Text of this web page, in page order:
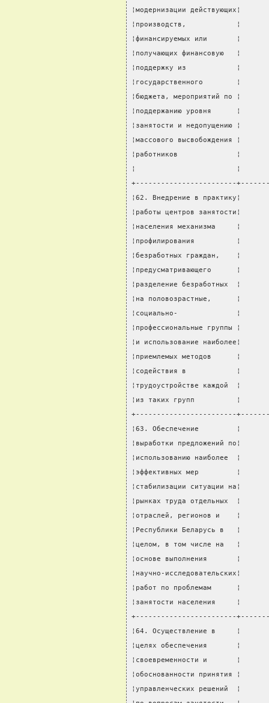
¦модернизации
¦производств,            ¦
¦финансируемых или       ¦
¦получающих финансовую
¦поддержку из            ¦
¦государственного        ¦
¦бюджета, мероприятий по
¦поддержанию уровня
¦занятости и недопущению
¦массового
¦работников              ¦
¦                        ¦
+------------------------
¦62. Внедрение в
¦работы центров
¦населения механизма
¦профилирования          ¦
¦безработных граждан,
¦предусматривающего
¦разделение безработных
¦на половозрастные,
¦социально-              ¦
¦профессиональные
¦и использование
¦приемлемых методов      ¦
¦содействия в            ¦
¦трудоустройстве каждой
¦из таких групп
+------------------------
¦63. Обеспечение         ¦
¦выработки предложений
¦использованию
¦эффективных мер         ¦
¦стабилизации ситуации
¦рынках труда отдельных
¦отраслей, регионов и
¦Республики Беларусь в
¦целом, в том числе на   ¦
¦основе выполнения
¦научно-
¦работ по проблемам      ¦
¦занятости населения
+------------------------
¦64. Осуществление в     ¦
¦целях обеспечения       ¦
¦своевременности и       ¦
¦обоснованности принятия
¦управленческих решений